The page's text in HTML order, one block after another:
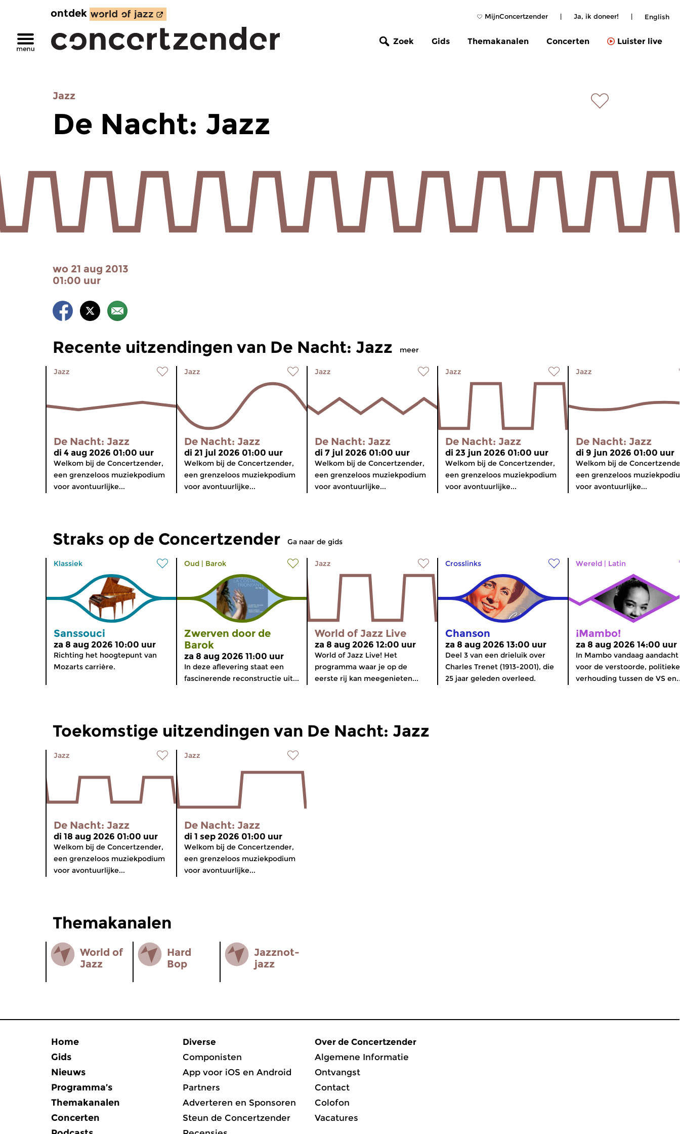
MijnConcertzender | Ja, ik doneer! | English
ontdek
Zoek Gids Themakanalen Concerten Luister live
Jazz
De Nacht: Jazz
wo 21 aug 2013
01:00 uur
Recente uitzendingen van De Nacht: Jazz meer
Jazz
De Nacht: Jazz
di 4 aug 2026 01:00 uur
Welkom bij de Concertzender,
een grenzeloos muziekpodium
voor avontuurlijke...
Jazz
De Nacht: Jazz
di 21 jul 2026 01:00 uur
Welkom bij de Concertzender,
een grenzeloos muziekpodium
voor avontuurlijke...
Jazz
De Nacht: Jazz
di 7 jul 2026 01:00 uur
Welkom bij de Concertzender,
een grenzeloos muziekpodium
voor avontuurlijke...
Jazz
De Nacht: Jazz
di 23 jun 2026 01:00 uur
Welkom bij de Concertzender,
een grenzeloos muziekpodium
voor avontuurlijke...
Jazz
De Nacht: Jazz
di 9 jun 2026 01:00 uur
Welkom bij de
een grenzeloos
voor avontuurlijke...
Straks op de Concertzender Ga naar de gids
Klassiek
Sanssouci
za 8 aug 2026 10:00 uur
Richting het hoogtepunt van
Mozarts carrière.
Oud | Barok
Zwerven door de
Barok
za 8 aug 2026 11:00 uur
In deze aflevering staat een
fascinerende reconstructie uit...
Jazz
World of Jazz Live
za 8 aug 2026 12:00 uur
World of Jazz Live! Het
programma waar je op de
eerste rij kan meegenieten...
Crosslinks
Chanson
za 8 aug 2026 13:00 uur
Deel 3 van een drieluik over
Charles Trenet (1913-2001), die
25 jaar geleden overleed.
Wereld | Latin
¡Mambo!
za 8 aug 2026 14:00 uur
In Mambo vandaag aandacht
voor de verstoorde, politieke
verhouding tussen de VS
Toekomstige uitzendingen van De Nacht: Jazz
Jazz
De Nacht: Jazz
di 18 aug 2026 01:00 uur
Welkom bij de Concertzender,
een grenzeloos muziekpodium
voor avontuurlijke...
Jazz
De Nacht: Jazz
di 1 sep 2026 01:00 uur
Welkom bij de Concertzender,
een grenzeloos muziekpodium
voor avontuurlijke...
Themakanalen
World of
Jazz
Hard
Bop
Jazz­not­
jazz
Home
Gids
Nieuws
Programma’s
Themakanalen
Concerten
Diverse
Componisten
App voor iOS en Android
Partners
Adverteren en Sponsoren
Steun de Concertzender
Over de Concertzender
Algemene Informatie
Ontvangst
Contact
Colofon
Vacatures